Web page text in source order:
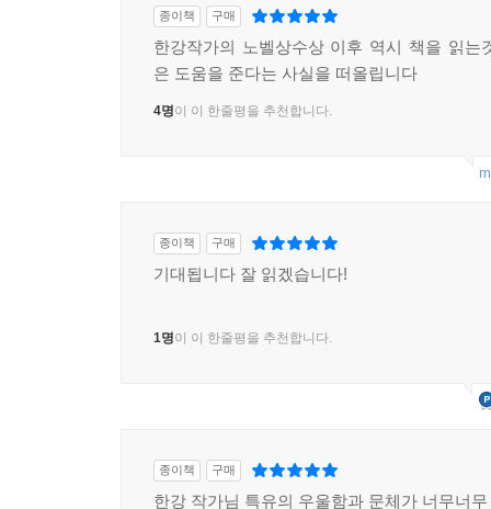
종이책 구매
한강작가의 노벨상수상 이후 역시 책을 읽는
은 도움을 준다는 사실을 떠올립니다
4명이 이 한줄평을 추천합니다.
종이책 구매
기대됩니다 잘 읽겠습니다!
1명이 이 한줄평을 추천합니다.
종이책 구매
한강 작가님 특유의 우울함과 문체가 너무너